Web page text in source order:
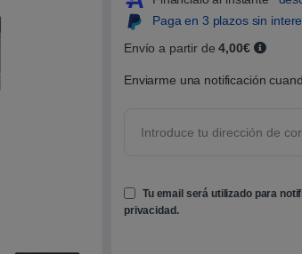
0
0
s
o
e
n
p
Paga en 3 plazos sin
Envío a partir de4,00€
Enviarme una notificación
Tu email será utilizado para
privacidad.